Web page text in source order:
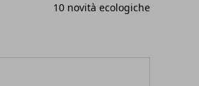
10 novità ecologiche